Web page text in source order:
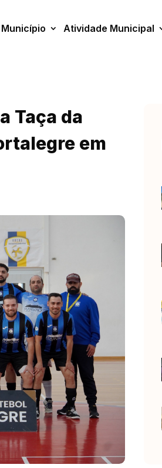
Município Atividade Municipal
Taça da
em